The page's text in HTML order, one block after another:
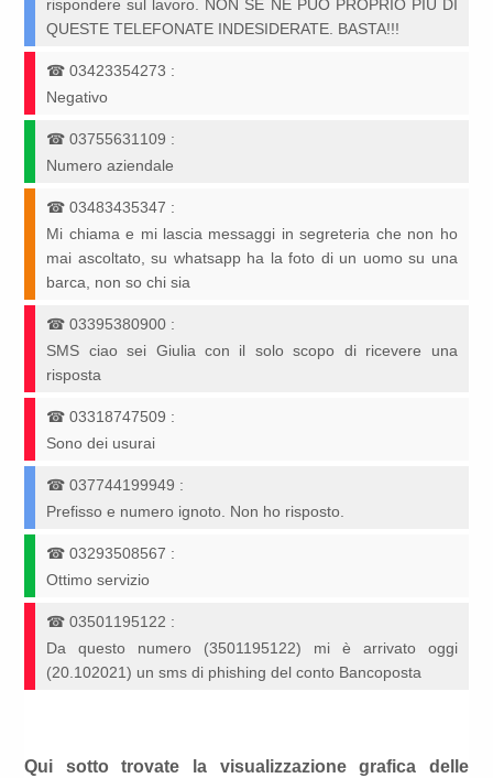
rispondere sul lavoro. NON SE NE PUÒ PROPRIO PIÙ DI
QUESTE TELEFONATE INDESIDERATE. BASTA!!!
☎03423354273 :
Negativo
☎03755631109 :
Numero aziendale
☎03483435347 :
Mi chiama e mi lascia messaggi in segreteria che non ho
mai ascoltato, su whatsapp ha la foto di un uomo su una
barca, non so chi sia
☎03395380900 :
SMS ciao sei Giulia con il solo scopo di ricevere una
risposta
☎03318747509 :
Sono dei usurai
☎037744199949 :
Prefisso e numero ignoto. Non ho risposto.
☎03293508567 :
Ottimo servizio
☎03501195122 :
Da questo numero (3501195122) mi è arrivato oggi
(20.102021) un sms di phishing del conto Bancoposta
Qui sotto trovate la visualizzazione grafica delle